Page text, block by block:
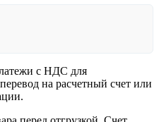
с НДС для
на расчетный счет или